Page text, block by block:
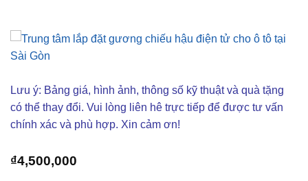
Lưu ý: Bảng giá, hình ảnh, thông số kỹ thuật và quà tặng
có thể thay đổi. Vui lòng liên hê trực tiếp để được tư vấn
chính xác và phù hợp. Xin cảm ơn!
₫4,500,000